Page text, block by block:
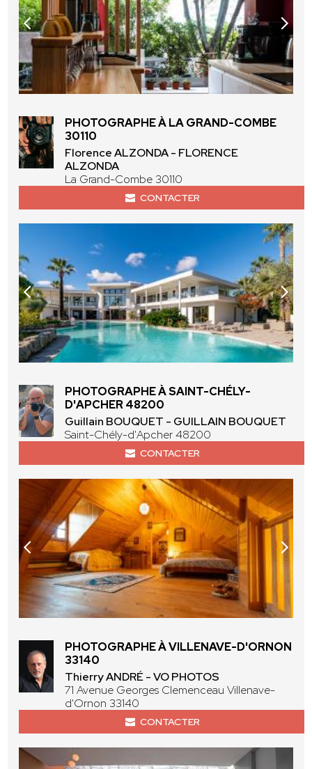
PHOTOGRAPHE À LA GRAND-COMBE
30110
Florence ALZONDA - FLORENCE
ALZONDA
La Grand-Combe 30110
CONTACTER
PHOTOGRAPHE À SAINT-CHÉLY-
D'APCHER 48200
Guillain BOUQUET - GUILLAIN BOUQUET
Saint-Chély-d'Apcher 48200
CONTACTER
PHOTOGRAPHE À VILLENAVE-D'ORNON
33140
Thierry ANDRÉ - VO PHOTOS
71 Avenue Georges Clemenceau Villenave-
d'Ornon 33140
CONTACTER